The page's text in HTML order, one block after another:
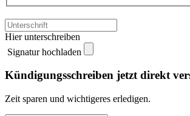
Hier unterschreiben
Signatur hochladen
Kündigungsschreiben jetzt direkt
Zeit sparen und wichtigeres erledigen.